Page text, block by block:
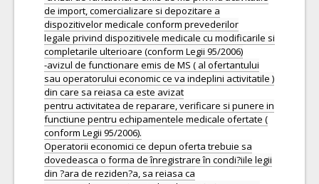
de import, comercializare si depozitare a
dispozitivelor medicale conform prevederilor
legale privind dispozitivele medicale cu modificarile si
completarile ulterioare (conform Legii 95/2006)
-avizul de functionare emis de MS ( al ofertantului
sau operatorului economic ce va indeplini activitatile )
din care sa reiasa ca este avizat
pentru activitatea de reparare, verificare si punere in
functiune pentru echipamentele medicale ofertate (
conform Legii 95/2006).
Operatorii economici ce depun oferta trebuie sa
dovedeasca o forma de înregistrare în condi?iile legii
din ?ara de reziden?a, sa reiasa ca